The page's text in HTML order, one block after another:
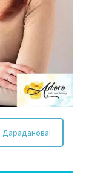
Дараданова!